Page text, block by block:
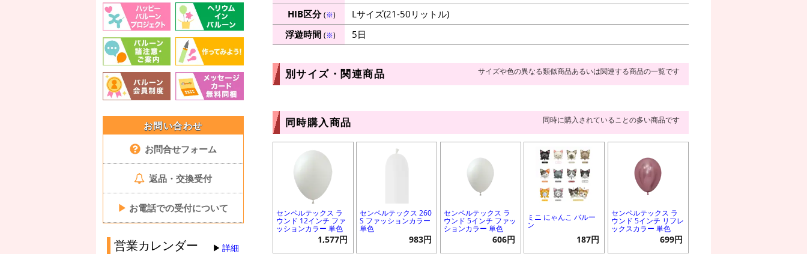
お問い合わせ
お問合せフォーム
返品・交換受付
▶ お電話での受付について
営業カレンダー 詳細
HIB区分(※)
Lサイズ(21-50リットル)
浮遊時間 (※) 5日
別サイズ・関連商品 サイズや色の異なる類似商品あるいは関連する商品の一覧です
同時購入商品 同時に購入されていることの多い商品です
センペルテックス ラ
ウンド 12インチ ファ
ッションカラー 単色
1,577円
センペルテックス 260
S ファッションカラー
単色
983円
センペルテックス ラ
ウンド 5インチ ファッ
ションカラー 単色
606円
ミニ にゃんこ バルー
ン
187円
センペルテックス ラ
ウンド 5インチ リフレ
ックスカラー 単色
699円